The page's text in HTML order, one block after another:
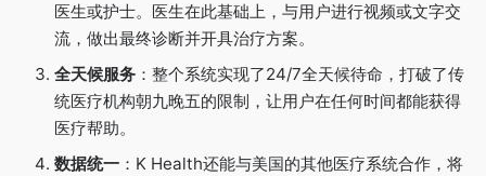
医生或护士。医生在此基础上，与用户进行视频或文字交
流，做出最终诊断并开具治疗方案。
全天候服务 ：整个系统实现了24/7全天候待命，打破了传
统医疗机构朝九晚五的限制，让用户在任何时间都能获得
医疗帮助。
数据统一 ：K Health还能与美国的其他医疗系统合作，将